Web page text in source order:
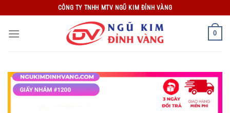
qua
nội
CÔNG TY TNHH MTV NGŨ KIM ĐỈNH VÀNG
0